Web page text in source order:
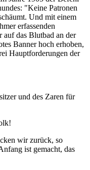
"Keine Patronen
Und mit einem
erfassenden
auf das Blutbad an der
Banner hoch erhoben,
Hauptforderungen der
und des Zaren für
wir zurück, so
ist gemacht, das